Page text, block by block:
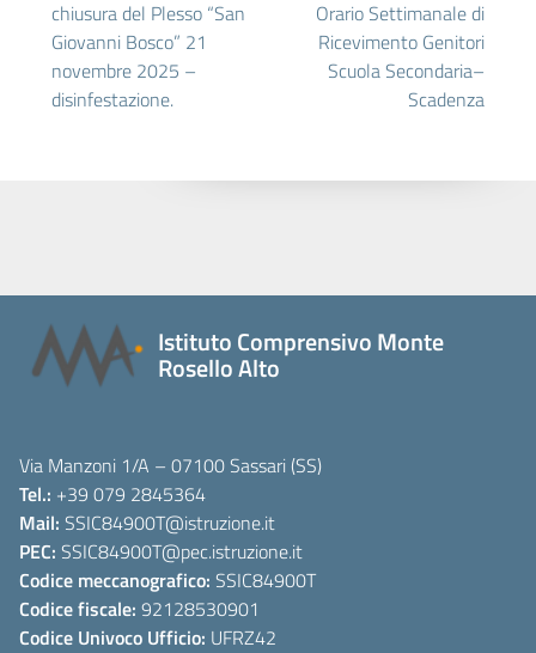
chiusura del Plesso “San
Giovanni Bosco” 21
novembre 2025 –
disinfestazione.
Orario Settimanale di
Ricevimento Genitori
Scuola Secondaria–
Scadenza
Istituto Comprensivo Monte
Rosello Alto
Via Manzoni 1/A – 07100 Sassari (SS)
Tel.: +39 079 2845364
Mail: SSIC84900T@istruzione.it
PEC: SSIC84900T@pec.istruzione.it
Codice meccanografico: SSIC84900T
Codice fiscale: 92128530901
Codice Univoco Ufficio: UFRZ42